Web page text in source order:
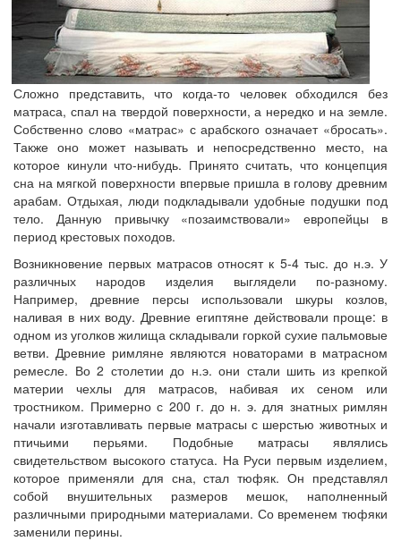
Сложно представить, что когда-то человек обходился без
матраса, спал на твердой поверхности, а нередко и на земле.
Собственно слово «матрас» с арабского означает «бросать».
Также оно может называть и непосредственно место, на
которое кинули что-нибудь. Принято считать, что концепция
сна на мягкой поверхности впервые пришла в голову древним
арабам. Отдыхая, люди подкладывали удобные подушки под
тело. Данную привычку «позаимствовали» европейцы в
период крестовых походов.
Возникновение первых матрасов относят к 5-4 тыс. до н.э. У
различных народов изделия выглядели по-разному.
Например, древние персы использовали шкуры козлов,
наливая в них воду. Древние египтяне действовали проще: в
одном из уголков жилища складывали горкой сухие пальмовые
ветви. Древние римляне являются новаторами в матрасном
ремесле. Во 2 столетии до н.э. они стали шить из крепкой
материи чехлы для матрасов, набивая их сеном или
тростником. Примерно с 200 г. до н. э. для знатных римлян
начали изготавливать первые матрасы с шерстью животных и
птичьими перьями. Подобные матрасы являлись
свидетельством высокого статуса. На Руси первым изделием,
которое применяли для сна, стал тюфяк. Он представлял
собой внушительных размеров мешок, наполненный
различными природными материалами. Со временем тюфяки
заменили перины.